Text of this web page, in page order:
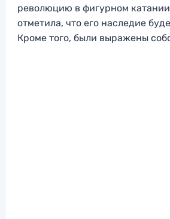
революцию в фигурном
отметила, что его наследие
Кроме того, были выражены